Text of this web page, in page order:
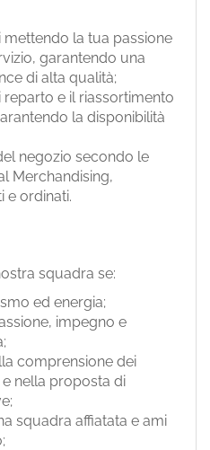
la tua passione
garantendo una
di alta qualità;
reparto e il riassortimento
la disponibilità
negozio secondo le
Merchandising,
e ordinati.
squadra se:
ed energia;
impegno e
comprensione dei
nella proposta di
squadra affiatata e ami